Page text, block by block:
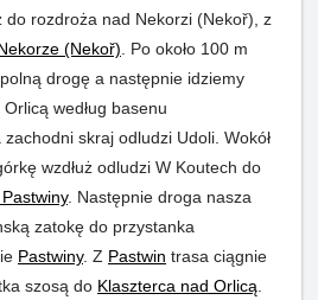
do rozdroża nad Nekorzi (Nekoř), z
(Nekoř) . Po około 100 m
drogę a następnie idziemy
według basenu
skraj odludzi Udoli. Wokół
wzdłuż odludzi W Koutech do
. Następnie droga nasza
zatokę do przystanka
Pastwiny. Z Pastwin trasa ciągnie
szosą do Klaszterca nad Orlicą